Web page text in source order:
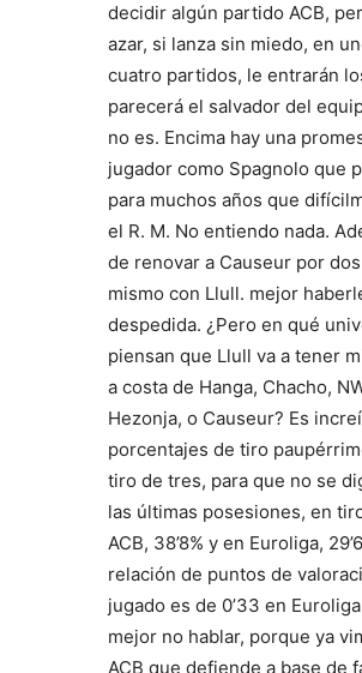
decidir algún partido ACB,
azar, si lanza sin miedo, en
cuatro partidos, le entrarán
parecerá el salvador del
no es. Encima hay una
jugador como Spagnolo que
para muchos años que
el R. M. No entiendo nada.
de renovar a Causeur por
mismo con Llull. mejor
despedida. ¿Pero en qué
piensan que Llull va a tener
a costa de Hanga, Chacho,
Hezonja, o Causeur? Es
porcentajes de tiro
tiro de tres, para que no se
las últimas posesiones, en
ACB, 38’8% y en Euroliga,
relación de puntos de
jugado es de 0’33 en
mejor no hablar, porque ya
ACB que defiende a base de